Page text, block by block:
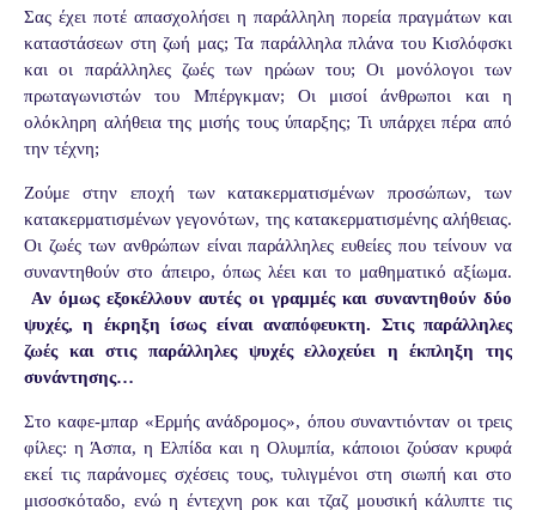
Σας έχει ποτέ απασχολήσει η παράλληλη πορεία πραγμάτων και
καταστάσεων στη ζωή μας; Τα παράλληλα πλάνα του Κισλόφσκι
και οι παράλληλες ζωές των ηρώων του; Οι μονόλογοι των
πρωταγωνιστών του Μπέργκμαν; Οι μισοί άνθρωποι και η
ολόκληρη αλήθεια της μισής τους ύπαρξης; Τι υπάρχει πέρα από
την τέχνη;
Ζούμε στην εποχή των κατακερματισμένων προσώπων, των
κατακερματισμένων γεγονότων, της κατακερματισμένης αλήθειας.
Οι ζωές των ανθρώπων είναι παράλληλες ευθείες που τείνουν να
συναντηθούν στο άπειρο, όπως λέει και το μαθηματικό αξίωμα.
Αν όμως εξοκέλλουν αυτές οι γραμμές και συναντηθούν δύο
ψυχές, η έκρηξη ίσως είναι αναπόφευκτη.
Στις παράλληλες
ζωές και στις παράλληλες ψυχές ελλοχεύει η έκπληξη της
συνάντησης…
Στο καφε-μπαρ «Ερμής ανάδρομος», όπου συναντιόνταν οι τρεις
φίλες: η Άσπα, η Ελπίδα και η Ολυμπία, κάποιοι ζούσαν κρυφά
εκεί τις παράνομες σχέσεις τους, τυλιγμένοι στη σιωπή και στο
μισοσκόταδο, ενώ η έντεχνη ροκ και τζαζ μουσική κάλυπτε τις